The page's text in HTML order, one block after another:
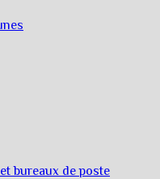
bureaux de poste